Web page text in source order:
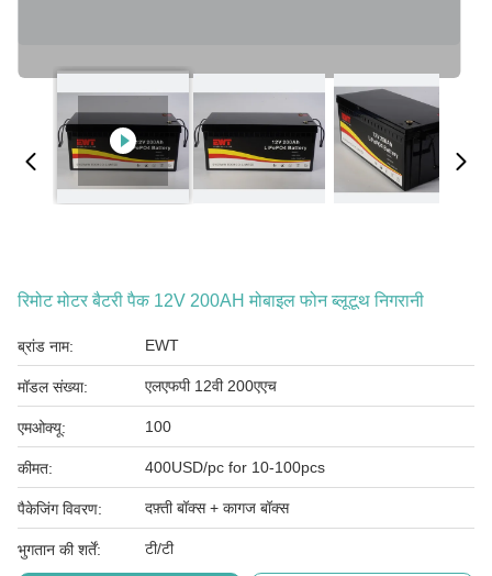
रिमोट मोटर बैटरी पैक 12V 200AH मोबाइल फोन ब्लूटूथ निगरानी
ब्रांड नाम: EWT
मॉडल संख्या: एलएफपी 12वी 200एएच
एमओक्यू: 100
कीमत: 400USD/pc for 10-100pcs
पैकेजिंग विवरण: दफ़्ती बॉक्स + कागज बॉक्स
भुगतान की शर्तें: टी/टी